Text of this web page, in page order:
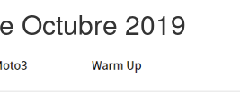
Octubre 2019